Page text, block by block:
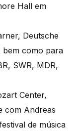
Hall em
Deutsche
bem como para
SWR, MDR,
Center,
com Andreas
de música